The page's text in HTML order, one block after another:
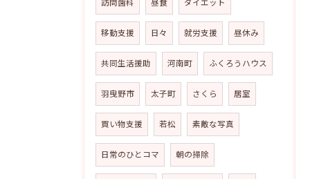
訪問歯科 昼食 ダイエット
移動支援 日々 就労支援 昼休み
共同生活援助 河南町 ふくろうハウス
羽曳野市 太子町 さくら 居室
買い物支援 若松 素敵な写真
日常のひとコマ 朝の掃除